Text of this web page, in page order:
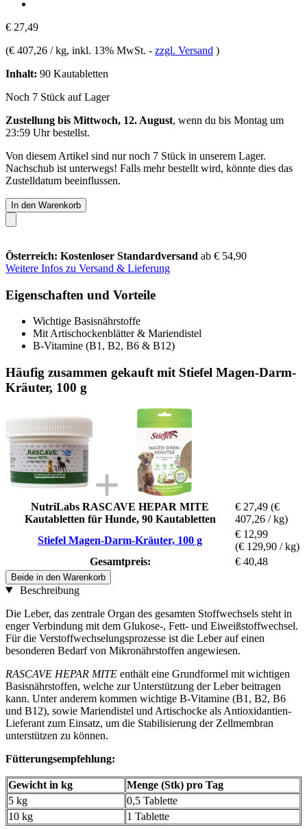
€ 27,49
(€ 407,26 / kg, inkl. 13% MwSt. - zzgl. Versand )
Inhalt: 90 Kautabletten
Noch 7 Stück auf Lager
Zustellung bis Mittwoch, 12. August, wenn du bis Montag um
23:59 Uhrbestellst.
Von diesem Artikel sind nur noch 7 Stück in unserem Lager.
Nachschub ist unterwegs! Falls mehr bestellt wird, könnte dies das
Zustelldatum beeinflussen.
In den Warenkorb
Österreich: Kostenloser Standardversand ab € 54,90
Weitere Infos zu Versand & Lieferung
Eigenschaften und Vorteile
Wichtige Basisnährstoffe
Mit Artischockenblätter & Mariendistel
B-Vitamine (B1, B2, B6 & B12)
Häufig zusammen gekauft mit Stiefel Magen-Darm-
Kräuter, 100 g
NutriLabs RASCAVE HEPAR MITE
Kautabletten für Hunde, 90 Kautabletten
€ 27,49 (€
407,26 / kg)
Stiefel Magen-Darm-Kräuter, 100 g
€ 12,99
(€ 129,90 / kg)
Gesamtpreis:
€ 40,48
Beide in den Warenkorb
Beschreibung
Die Leber, das zentrale Organ des gesamten Stoffwechsels steht in
enger Verbindung mit dem Glukose-, Fett- und Eiweißstoffwechsel.
Für die Verstoffwechselungsprozesse ist die Leber auf einen
besonderen Bedarf von Mikronährstoffen angewiesen.
RASCAVE HEPAR MITE enthält eine Grundformel mit wichtigen
Basisnährstoffen, welche zur Unterstützung der Leber beitragen
kann. Unter anderem kommen wichtige B-Vitamine (B1, B2, B6
und B12), sowie Mariendistel und Artischocke als Antioxidantien-
Lieferant zum Einsatz, um die Stabilisierung der Zellmembran
unterstützen zu können.
Fütterungsempfehlung:
Gewicht in kg
Menge (Stk) pro Tag
5 kg
0,5 Tablette
10 kg
1 Tablette